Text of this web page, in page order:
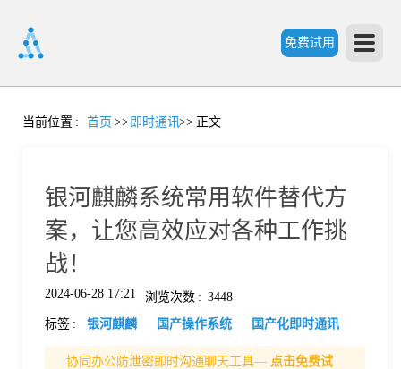
免费试用
首
当前位置 : 首页 >> 即时通讯>> 正文
银河麒麟系统常用软件替代方
案，让您高效应对各种工作挑
战！
2024-06-28 17:21 浏览次数 : 3448
标签 : 银河麒麟 国产操作系统 国产化即时通讯
协同办公防泄密即时沟通聊天工具— 点击免费试